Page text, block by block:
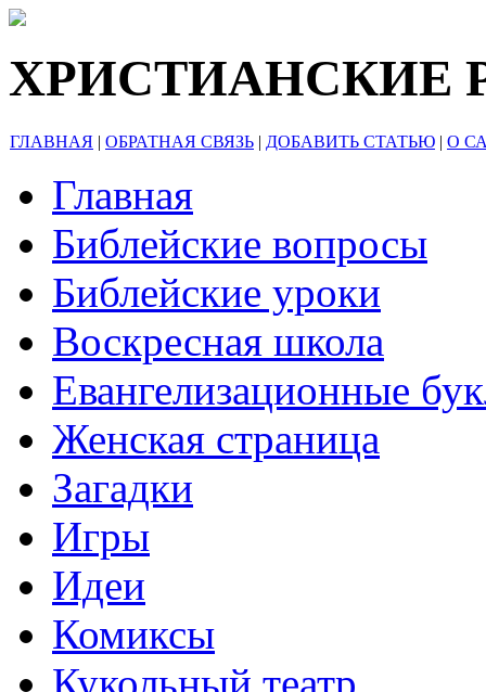
ХРИСТИАНСКИЕ
ГЛАВНАЯ | ОБРАТНАЯ СВЯЗЬ | ДОБАВИТЬ СТАТЬЮ | О
Главная
Библейские вопросы
Библейские уроки
Воскресная школа
Евангелизационные
Женская страница
Загадки
Игры
Идеи
Комиксы
Кукольный театр